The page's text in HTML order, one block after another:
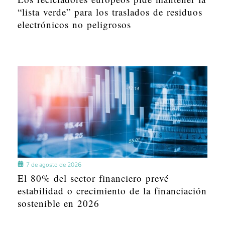
“lista verde” para los traslados de residuos
electrónicos no peligrosos
7 de agosto de 2026
El 80% del sector financiero prevé
estabilidad o crecimiento de la financiación
sostenible en 2026